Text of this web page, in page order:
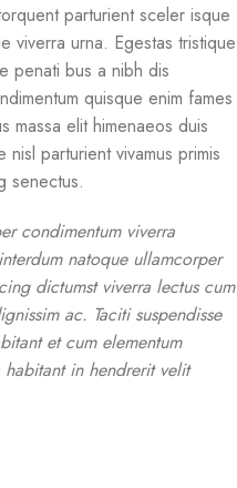
parturient sceler isque
viverra urna. Egestas tristique
penati bus a nibh dis
quisque enim fames
massa elit himenaeos duis
parturient vivamus primis
senectus.
condimentum viverra
natoque ullamcorper
dictumst viverra lectus cum
ac. Taciti suspendisse
et cum elementum
habitant in hendrerit velit